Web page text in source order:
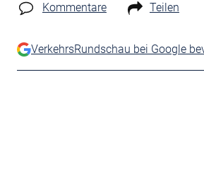
Kommentare Teilen
VerkehrsRundschau bei Google